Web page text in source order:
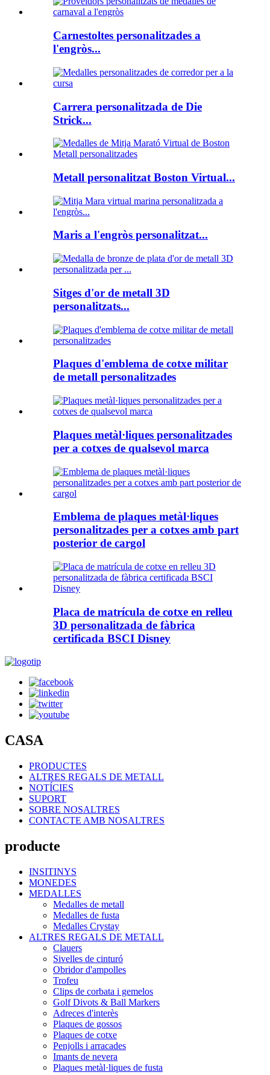
Carnestoltes personalitzades a
l'engròs...
Carrera personalitzada de Die
Strick...
Metall personalitzat Boston Virtual...
Maris a l'engròs personalitzat...
Sitges d'or de metall 3D
personalitzats...
Plaques d'emblema de cotxe militar
de metall personalitzades
Plaques metàl·liques personalitzades
per a cotxes de qualsevol marca
Emblema de plaques metàl·liques
personalitzades per a cotxes amb part
posterior de cargol
Placa de matrícula de cotxe en relleu
3D personalitzada de fàbrica
certificada BSCI Disney
CASA
PRODUCTES
ALTRES REGALS DE METALL
NOTÍCIES
SUPORT
SOBRE NOSALTRES
CONTACTE AMB NOSALTRES
producte
INSITINYS
MONEDES
MEDALLES
Medalles de metall
Medalles de fusta
Medalles Crystay
ALTRES REGALS DE METALL
Clauers
Sivelles de cinturó
Obridor d'ampolles
Trofeu
Clips de corbata i gemelos
Golf Divots & Ball Markers
Adreces d'interès
Plaques de gossos
Plaques de cotxe
Penjolls i arracades
Imants de nevera
Plaques metàl·liques de fusta